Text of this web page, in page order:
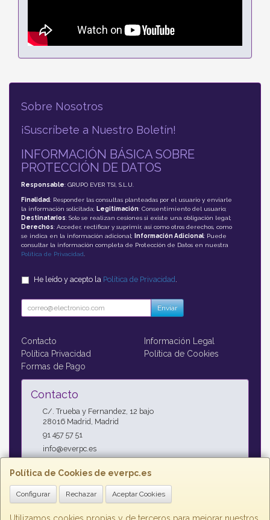
Política de Cookies de everpc.es
Configurar Rechazar Aceptar Cookies
Sobre Nosotros
¡Suscríbete a Nuestro Boletín!
INFORMACIÓN BÁSICA SOBRE
PROTECCIÓN DE DATOS
Responsable: GRUPO EVER TSI, S.L.U.
Finalidad: Responder las consultas planteadas por el usuario y enviarle
la información solicitada; Legitimación: Consentimiento del usuario;
Destinatarios: Solo se realizan cesiones si existe una obligación legal;
Derechos: Acceder, rectificar y suprimir, así como otros derechos, como
se indica en la información adicional;
Información Adicional: Puede
consultar la información completa de Protección de Datos en nuestra
Política de Privacidad
He leído y acepto la Política de Privacidad
Enviar
Contacto
Información Legal
Política Privacidad
Política de Cookies
Formas de Pago
Contacto
C/. Trueba y Fernandez, 12 bajo
28016 Madrid Madrid
91 457 57 51
info@everpc.es
Horario
Horario continuo : Lunes a Jueves 09:00h - 19:00h, Viernes
09:00h - 14:00h